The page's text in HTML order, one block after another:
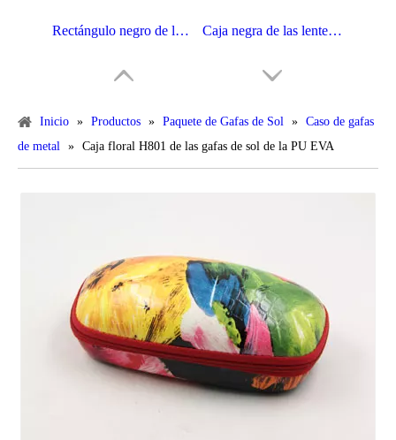
Rectángulo negro de las gafas de sol del paño de WZ Oxford con el botón de plata H8023 del metal Caja negra de las lentes de EVA del rectángulo de la PU con la insignia H104
Caso de encargo H63 de Eva de los nuevos productos de los accesorios calientes de Eyewear
Inicio » Productos » Paquete de Gafas de Sol » Caso de gafas
de metal
» Caja floral H801 de las gafas de sol de la PU EVA